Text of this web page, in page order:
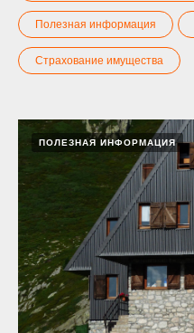
Полезная информация
Страхование имущества
ПОЛЕЗНАЯ ИНФОРМАЦИЯ